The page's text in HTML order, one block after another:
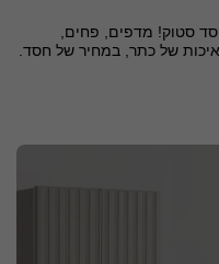
סטוק! מדפים, פחים,
איכות של כתר, במחיר של חסד.